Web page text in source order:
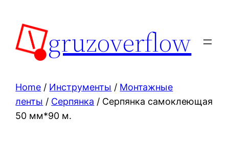
content
gruzoverflow
Home / Инструменты / Монтажные
ленты / Серпянка / Серпянка самоклеющая
50 мм*90 м.